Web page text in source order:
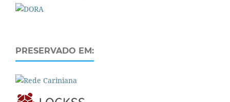
PRESERVADO EM: